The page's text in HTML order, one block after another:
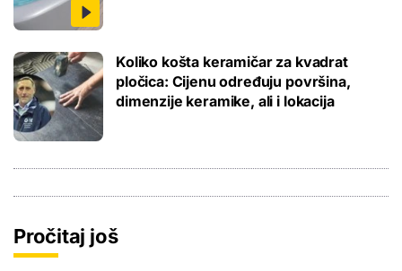
Koliko košta keramičar za kvadrat
pločica: Cijenu određuju površina,
dimenzije keramike, ali i lokacija
Pročitaj još